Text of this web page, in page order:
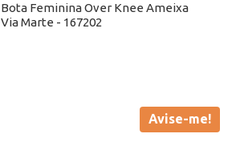
Bota Feminina Over Knee Ameixa
Via Marte - 167202
Avise-me!